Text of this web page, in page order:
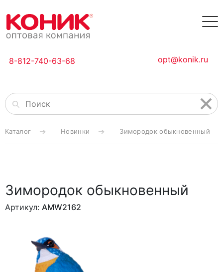
8-812-740-63-68 opt@konik.ru
Каталог Новинки Зимородок обыкновенный
Зимородок обыкновенный
Артикул: AMW2162